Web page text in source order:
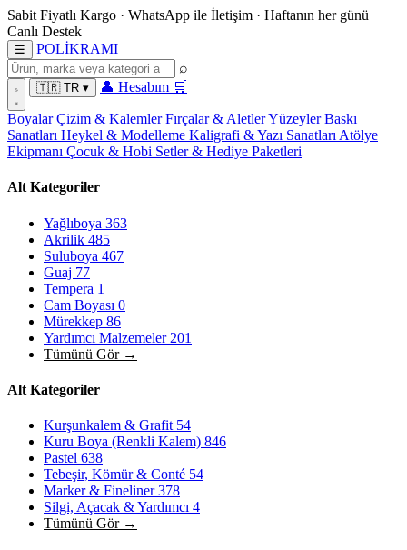
Sabit Fiyatlı Kargo · WhatsApp ile İletişim · Haftanın her günü
Canlı Destek
☰ POLİKRAMI
⌕
🇹🇷 TR ▾ 👤 Hesabım 🛒
BoyalarÇizim & KalemlerFırçalar & AletlerYüzeylerBaskı
Sanatları Heykel & Modelleme Kaligrafi & Yazı Sanatları Atölye
Ekipmanı Çocuk & Hobi Setler & Hediye Paketleri
Alt Kategoriler
Yağlıboya 363
Akrilik 485
Suluboya 467
Guaj 77
Tempera 1
Cam Boyası 0
Mürekkep 86
Yardımcı Malzemeler 201
Tümünü Gör →
Alt Kategoriler
Kurşunkalem & Grafit 54
Kuru Boya (Renkli Kalem) 846
Pastel 638
Tebeşir, Kömür & Conté 54
Marker & Fineliner378
Silgi, Açacak & Yardımcı 4
Tümünü Gör →